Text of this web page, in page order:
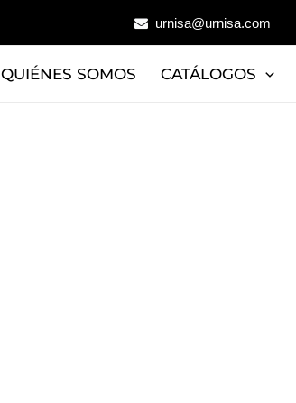
urnisa@urnisa.com
QUIÉNES SOMOS CATÁLOGOS